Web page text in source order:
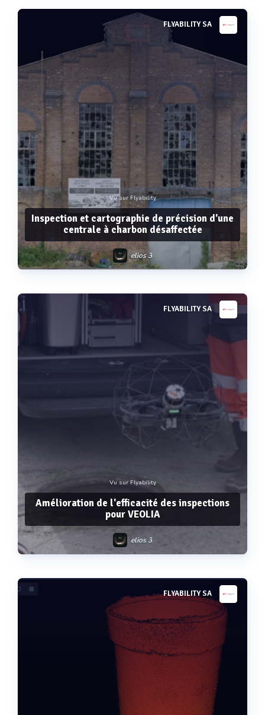
FLYABILITY SA
Vu sur Flyability
Inspection et cartographie de précision d'une
centrale à charbon désaffectée
elios 3
FLYABILITY SA
Vu sur Flyability
Amélioration de l'efficacité des inspections
pour VEOLIA
elios 3
Voir plus FLYABILITY SA